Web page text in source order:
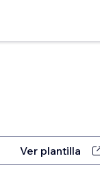
Ver plantilla